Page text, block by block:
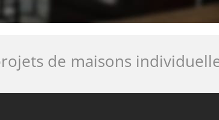
de maisons